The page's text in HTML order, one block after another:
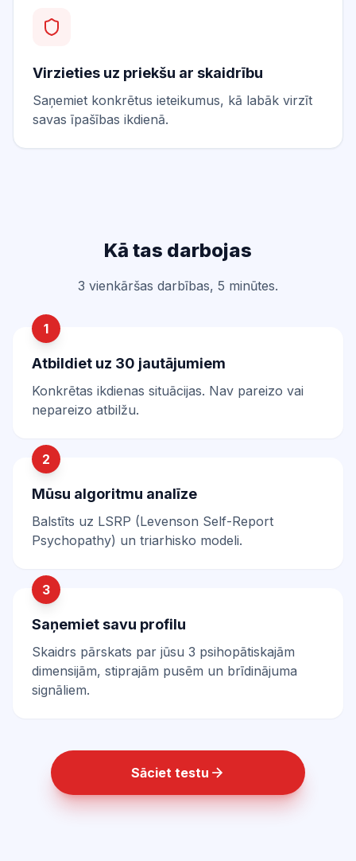
Virzieties uz priekšu ar skaidrību
Saņemiet konkrētus ieteikumus, kā labāk virzīt
savas īpašības ikdienā.
Kā tas darbojas
3 vienkāršas darbības, 5 minūtes.
1
Atbildiet uz 30 jautājumiem
Konkrētas ikdienas situācijas. Nav pareizo vai
nepareizo atbilžu.
2
Mūsu algoritmu analīze
Balstīts uz LSRP (Levenson Self-Report
Psychopathy) un triarhisko modeli.
3
Saņemiet savu profilu
Skaidrs pārskats par jūsu 3 psihopātiskajām
dimensijām, stiprajām pusēm un brīdinājuma
signāliem.
Sāciet testu